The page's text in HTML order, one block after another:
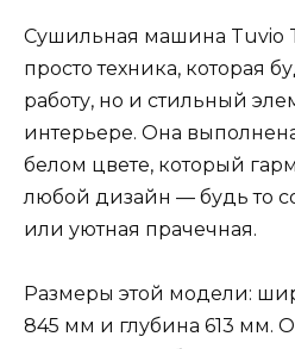
Сушильная машина Tuvio
просто техника, которая
работу, но и стильный
интерьере. Она
белом цвете, который
любой дизайн — будь то
или уютная прачечная.
Размеры этой модели:
845 мм и глубина 613 мм.